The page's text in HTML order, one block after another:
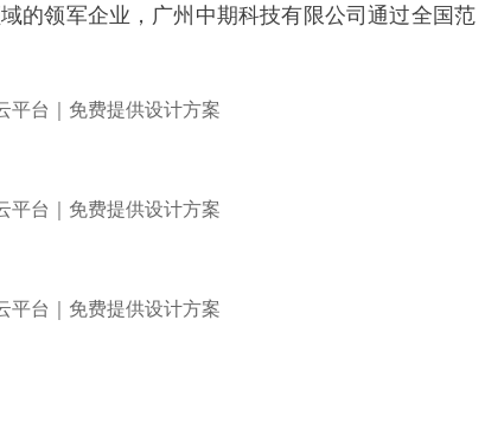
的领军企业，广州中期科技有限公司通过全国范